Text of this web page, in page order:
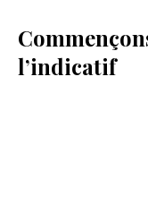
l’indicatif